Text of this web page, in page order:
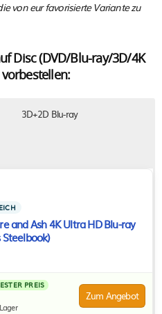
von eur favorisierte Variante zu
Disc (DVD/Blu-ray/3D/4K
vorbestellen:
3D+2D Blu-ray
and Ash 4K Ultra HD Blu-ray
PREIS
Zum Angebot